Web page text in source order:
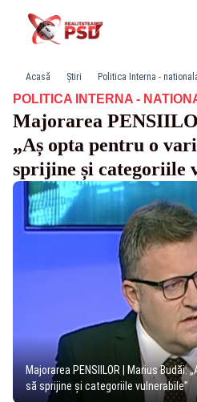
Acasă Știri Politica Interna -
POLITICA INTERNA -
Majorarea
„Aș opta pentru o
sprijine și categoriile
Majorarea PENSIILOR | Marius
să sprijine și categoriile vulnerabile”